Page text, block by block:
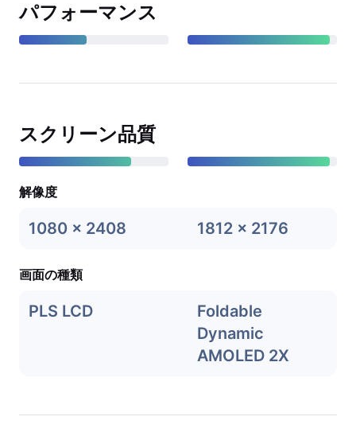
パフォーマンス
スクリーン品質
解像度
1080 x 2408 1812 x 2176
画面の種類
PLS LCD
Foldable
Dynamic
AMOLED 2X